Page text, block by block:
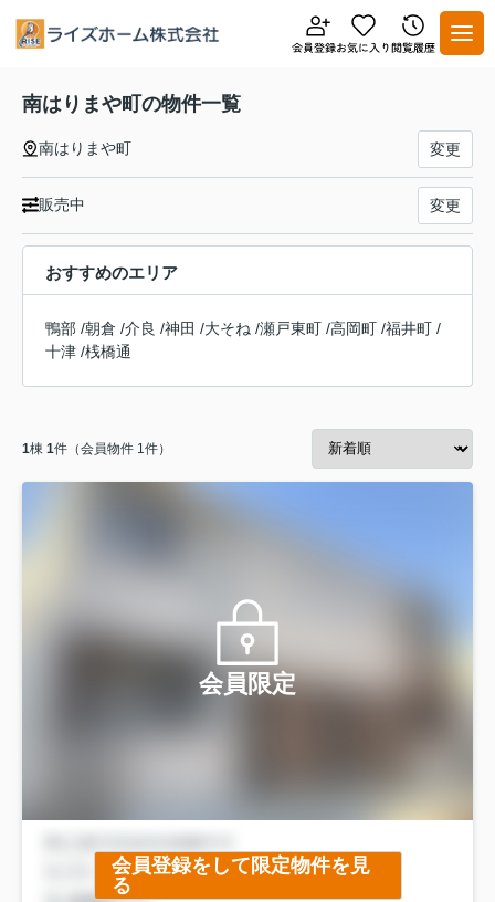
南はりまや町の物件一覧
南はりまや町 変更
販売中 変更
おすすめのエリア
鴨部 /朝倉 /介良 /神田 /大そね /瀬戸東町 /高岡町 /福井町 /
十津 /桟橋通
1棟 1件（会員物件 1件）
会員限定
会員登録をして限定物件を見
る